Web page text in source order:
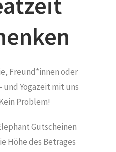
Freund*innen oder
Yogazeit mit uns
Problem!
Gutscheinen
Höhe des Betrages